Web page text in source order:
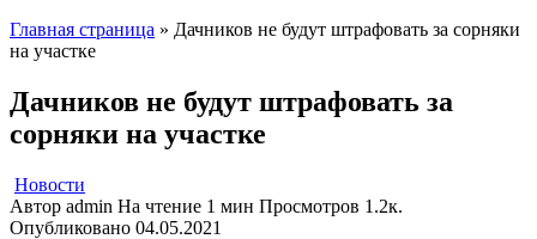
Главная страница » Дачников не будут штрафовать за сорняки
на участке
Дачников не будут штрафовать за
сорняки на участке
Новости
Автор admin На чтение 1 мин Просмотров 1.2к.
Опубликовано 04.05.2021